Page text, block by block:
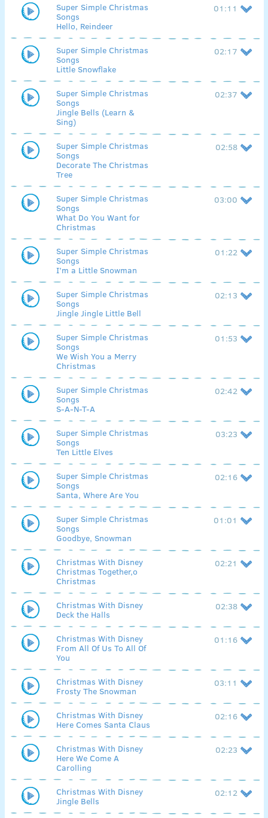
Super Simple Christmas
Songs
Hello, Reindeer
01:11
Super Simple Christmas
Songs
Little Snowflake
02:17
Super Simple Christmas
Songs
Jingle Bells (Learn &
Sing)
02:37
Super Simple Christmas
Songs
Decorate The Christmas
Tree
02:58
Super Simple Christmas
Songs
What Do You Want for
Christmas
03:00
Super Simple Christmas
Songs
I’m a Little Snowman
01:22
Super Simple Christmas
Songs
Jingle Jingle Little Bell
02:13
Super Simple Christmas
Songs
We Wish You a Merry
Christmas
01:53
Super Simple Christmas
Songs
S-A-N-T-A
02:42
Super Simple Christmas
Songs
Ten Little Elves
03:23
Super Simple Christmas
Songs
Santa, Where Are You
02:16
Super Simple Christmas
Songs
Goodbye, Snowman
01:01
Christmas With Disney
Christmas Together,o
Christmas
02:21
Christmas With Disney
Deck the Halls
02:38
Christmas With Disney
From All Of Us To All Of
You
01:16
Christmas With Disney
Frosty The Snowman
03:11
Christmas With Disney
Here Comes Santa Claus
02:16
Christmas With Disney
Here We Come A
Carolling
02:23
Christmas With Disney
Jingle Bells
02:12